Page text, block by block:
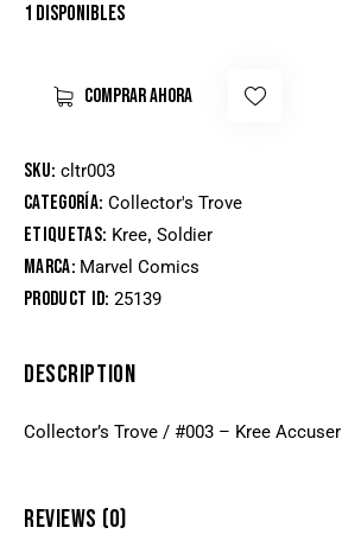
1 disponibles
COMPRAR AHORA
SKU: cltr003
Categoría: Collector's Trove
Etiquetas: Kree, Soldier
Marca: Marvel Comics
Product ID:25139
DESCRIPTION
Collector’s Trove / #003 – Kree Accuser
REVIEWS (0)